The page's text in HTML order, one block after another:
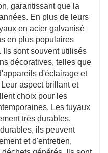
garantissant que la
En plus de leurs
en acier galvanisé
en plus populaires
sont souvent utilisés
décoratives, telles que
d'éclairage et
aspect brillant et
choix pour les
Les tuyaux
très durables.
ils peuvent
et d'entretien,